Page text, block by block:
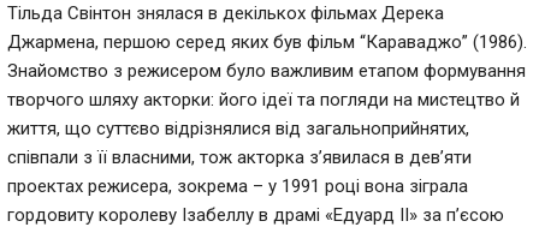
Тільда ​​Свінтон знялася в декількох фільмах Дерека
Джармена, першою серед яких був фільм “Караваджо” (1986).
Знайомство з режисером було важливим етапом формування
творчого шляху акторки: його ідеї та погляди на мистецтво й
життя, що суттєво відрізнялися від загальноприйнятих,
співпали з її власними, тож акторка з’явилася в дев’яти
проектах режисера, зокрема – у 1991 році вона зіграла
гордовиту королеву Ізабеллу в драмі «Едуард II» за п’єсою